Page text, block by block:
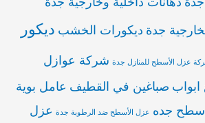
جدة ديكورات الخشب ديكور
عزل الأسطح للمنازل جدة شركة عوازل
ابواب صباغين في القطيف عامل بوية
جده عزل الأسطح ضد الرطوبة جدة عزل